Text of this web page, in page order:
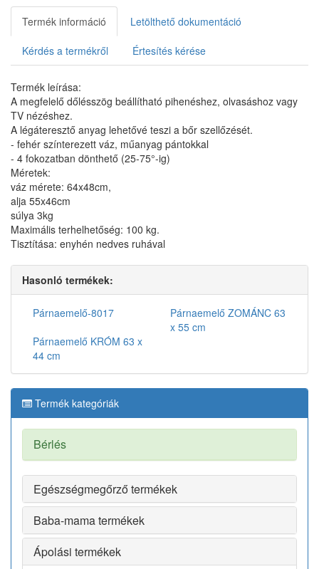
Termék információ Letölthető dokumentáció
Kérdés a termékről Értesítés kérése
Termék leírása:
A megfelelő dőlésszög beállítható pihenéshez, olvasáshoz vagy
TV nézéshez.
A légáteresztő anyag lehetővé teszi a bőr szellőzését.
- fehér színterezett váz, műanyag pántokkal
- 4 fokozatban dönthető (25-75°-ig)
Méretek:
váz mérete: 64x48cm,
alja 55x46cm
súlya 3kg
Maximális terhelhetőség: 100 kg.
Tisztítása: enyhén nedves ruhával
Hasonló termékek:
Párnaemelő-8017
Párnaemelő ZOMÁNC 63
x 55 cm
Párnaemelő KRÓM 63 x
44 cm
Termék kategóriák
Bérlés
Egészségmegőrző termékek
Baba-mama termékek
Ápolási termékek